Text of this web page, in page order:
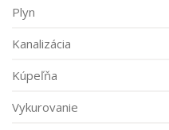
Plyn
Kanalizácia
Kúpeľňa
Vykurovanie